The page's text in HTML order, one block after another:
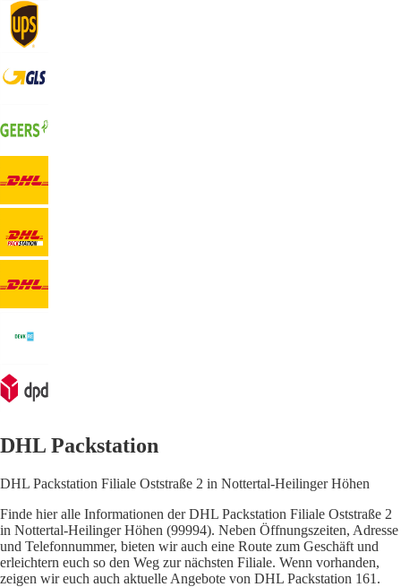
DHL Packstation
DHL Packstation Filiale Oststraße 2 in Nottertal-Heilinger Höhen
Finde hier alle Informationen der DHL Packstation Filiale Oststraße 2
in Nottertal-Heilinger Höhen (99994). Neben Öffnungszeiten, Adresse
und Telefonnummer, bieten wir auch eine Route zum Geschäft und
erleichtern euch so den Weg zur nächsten Filiale. Wenn vorhanden,
zeigen wir euch auch aktuelle Angebote von DHL Packstation 161.